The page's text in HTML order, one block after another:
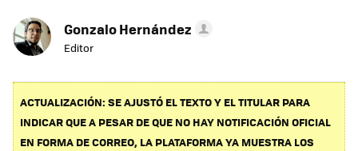
Gonzalo Hernández
Editor
ACTUALIZACIÓN: SE AJUSTÓ EL TEXTO Y EL TITULAR PARA
INDICAR QUE A PESAR DE QUE NO HAY NOTIFICACIÓN OFICIAL
EN FORMA DE CORREO, LA PLATAFORMA YA MUESTRA LOS